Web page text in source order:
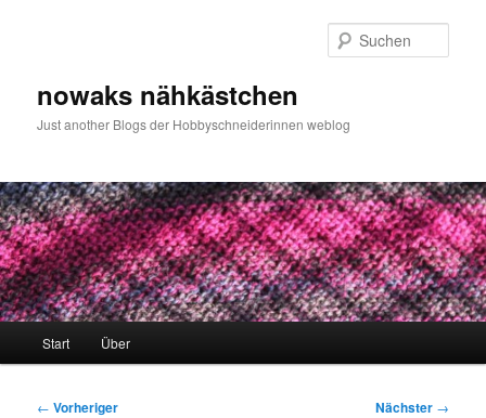
nowaks nähkästchen
Just another Blogs der Hobbyschneiderinnen weblog
Start Über
Beitragsnavigation
← Vorheriger Nächster →